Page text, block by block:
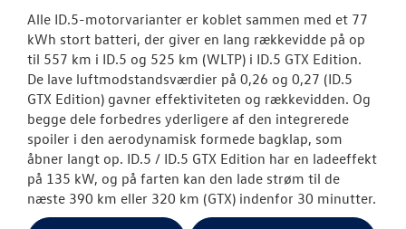
Alle ID.5-motorvarianter er koblet sammen med et 77
kWh stort batteri, der giver en lang rækkevidde på op
til 557 km i ID.5 og 525 km (WLTP) i ID.5 GTX Edition.
De lave luftmodstandsværdier på 0,26 og 0,27 (ID.5
GTX Edition) gavner effektiviteten og rækkevidden. Og
begge dele forbedres yderligere af den integrerede
spoiler i den aerodynamisk formede bagklap, som
åbner langt op. ID.5 / ID.5 GTX Edition har en ladeeffekt
på 135 kW, og på farten kan den lade strøm til de
næste 390 km eller 320 km (GTX) indenfor 30 minutter.